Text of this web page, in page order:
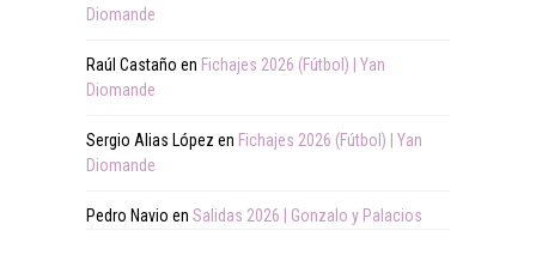
Diomande
Raúl Castaño en Fichajes 2026 (Fútbol) | Yan
Diomande
Sergio Alias López en Fichajes 2026 (Fútbol) | Yan
Diomande
Pedro Navio en Salidas 2026 | Gonzalo y Palacios